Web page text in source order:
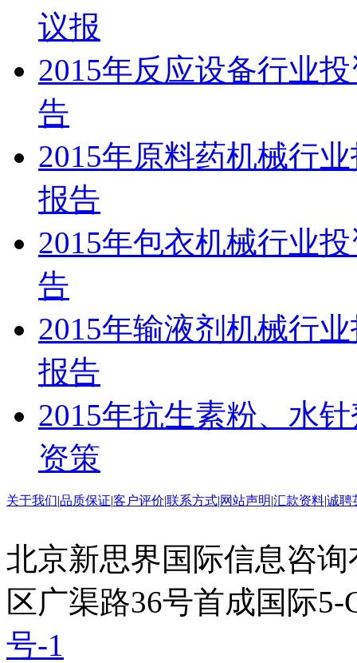
议报
2015年反应设备行业
告
2015年原料药机械行
报告
2015年包衣机械行业
告
2015年输液剂机械行
报告
2015年抗生素粉、水
资策
关于我们|品质保证|客户评价|联系方式|网站声明|汇款资料|诚聘
北京新思界国际信息咨
区广渠路36号首成国际
号-1